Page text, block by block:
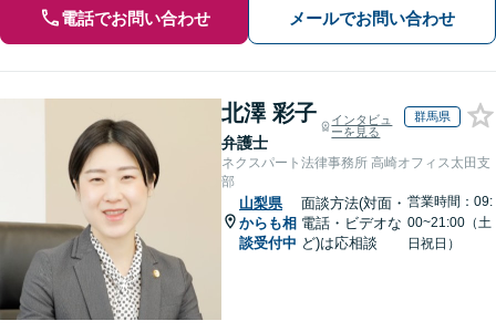
電話でお問い合わせ メールでお問い合わせ
北澤 彩子
弁護士
インタビュ
ーを見る
群馬県
ネクスパート法律事務所 高崎オフィス太田支
部
山梨県
からも相
談受付中
面談方法(対面・
電話・ビデオな
ど)は応相談
営業時間：09:
00~21:00（土
日祝日）